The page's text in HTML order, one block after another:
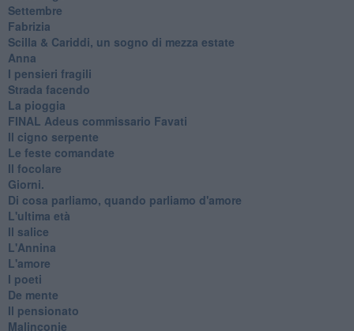
Settembre
Fabrizia
​Scilla & Cariddi, un sogno di mezza estate
Anna
I pensieri fragili
Strada facendo
La pioggia
FINAL Adeus commissario Favati
Il cigno serpente
Le feste comandate
Il focolare
Giorni.
Di cosa parliamo, quando parliamo d'amore
L'ultima età
Il salice
L'Annina
L'amore
I poeti
De mente
Il pensionato
Malinconie